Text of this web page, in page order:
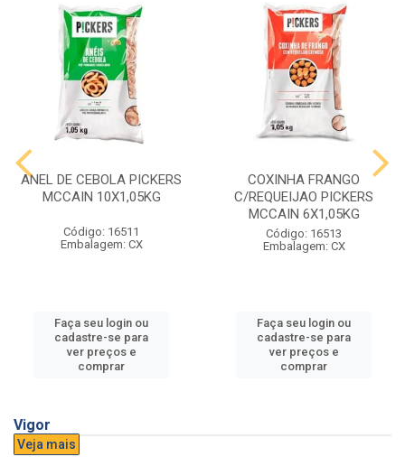
ANEL DE CEBOLA PICKERS
MCCAIN 10X1,05KG
Código: 16511
Embalagem: CX
Faça seu login ou
cadastre-se para
ver preços e
comprar
COXINHA FRANGO
C/REQUEIJAO PICKERS
MCCAIN 6X1,05KG
Código: 16513
Embalagem: CX
Faça seu login ou
cadastre-se para
ver preços e
comprar
Vigor
Veja mais